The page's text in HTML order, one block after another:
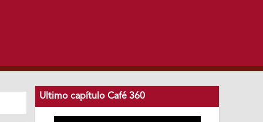
Ultimo capítulo Café 360